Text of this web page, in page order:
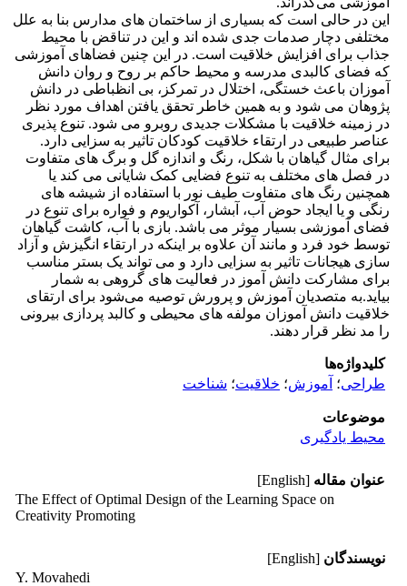
این در حالی است که بسیاری از ساختمان های مدارس بنا به علل
مختلفی دچار صدمات جدی شده اند و این در تناقض با محیط
جذاب برای افزایش خلاقیت است. در این چنین فضاهای آموزشی
که فضای کالبدی مدرسه و محیط حاکم بر روح و روان دانش
آموزان باعث خستگی، اختلال در تمرکز، بی انظباطی در دانش
پژوهان می شود و به همین خاطر تحقق یافتن اهداف مورد نظر
در زمینه خلاقیت با مشکلات جدیدی روبرو می شود. تنوع پذیری
عناصر طبیعی در ارتقاء خلاقیت کودکان تاثیر به سزایی دارد.
برای مثال گیاهان با شکل، رنگ و اندازه گل و برگ های متفاوت
در فصل های مختلف به تنوع فضایی کمک شایانی می کند یا
همچنین رنگ های متفاوت طیف نور با استفاده از شیشه های
رنگی و یا ایجاد حوض آب، آبشار، آکواریوم و فواره برای تنوع در
فضای آموزشی بسیار موثر می باشد. بازی با آب، کاشت گیاهان
توسط خود فرد و مانند آن علاوه بر اینکه در ارتقاء انگیزش و آزاد
سازی هیجانات تاثیر به سزایی دارد و می تواند یک بستر مناسب
برای مشارکت دانش آموز در فعالیت های گروهی به شمار
بیاید.به متصدیان آموزش و پرورش توصیه می‌شود برای ارتقای
خلاقیت دانش آموزان مولفه های محیطی و کالبد پردازی بیرونی
را مد نظر قرار دهند.
کلیدواژه‌ها
طراحی؛ آموزش؛ خلاقیت؛ شناخت
موضوعات
محیط یادگیری
عنوان مقاله [English]
The Effect of Optimal Design of the Learning Space on
Creativity Promoting
نویسندگان [English]
Y. Movahedi